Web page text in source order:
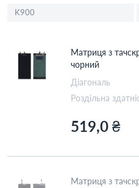
K900
Матриця з
чорний
Діагональ
Роздільна
519,0 ₴
Матриця з